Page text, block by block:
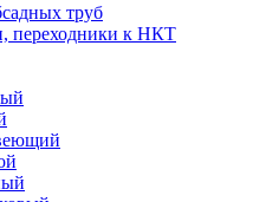
труб
переходники к НКТ